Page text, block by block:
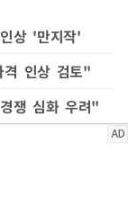
상 '만지작'
인상 검토"
쟁 심화 우려"